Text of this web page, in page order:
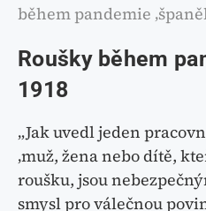
během pandemie
Roušky během
1918
„Jak uvedl jeden
‚muž, žena nebo dítě,
roušku, jsou
smysl pro válečnou